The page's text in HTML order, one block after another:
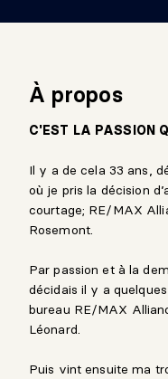
À propos
C'EST LA PASSION
Il y a de cela 33 ans,
où je pris la décision
courtage; RE/MAX
Rosemont.
Par passion et à la
décidais il y a
bureau RE/MAX
Léonard.
Puis vint ensuite ma